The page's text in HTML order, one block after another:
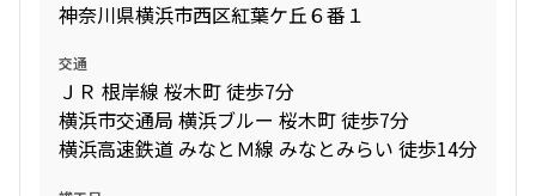
神奈川県横浜市西区紅葉ケ丘６番１
交通
ＪＲ 根岸線 桜木町 徒歩7分
横浜市交通局 横浜ブルー 桜木町 徒歩7分
横浜高速鉄道 みなとＭ線 みなとみらい 徒歩14分